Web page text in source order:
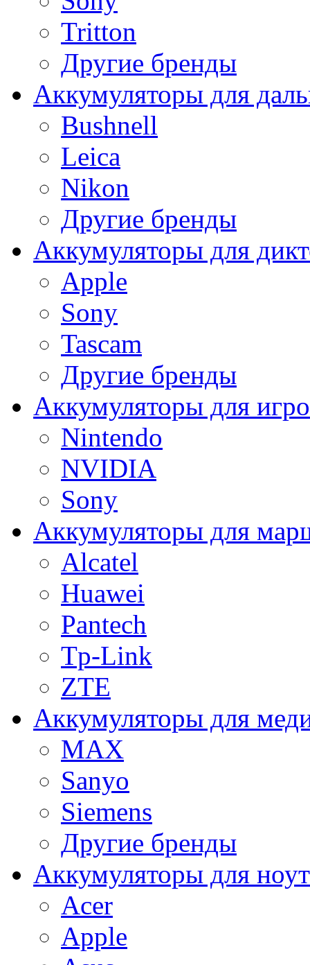
Tritton
Другие бренды
Аккумуляторы для
Bushnell
Leica
Nikon
Другие бренды
Аккумуляторы для
Apple
Sony
Tascam
Другие бренды
Аккумуляторы для
Nintendo
NVIDIA
Sony
Аккумуляторы для
Alcatel
Huawei
Pantech
Tp-Link
ZTE
Аккумуляторы для
MAX
Sanyo
Siemens
Другие бренды
Аккумуляторы для
Acer
Apple